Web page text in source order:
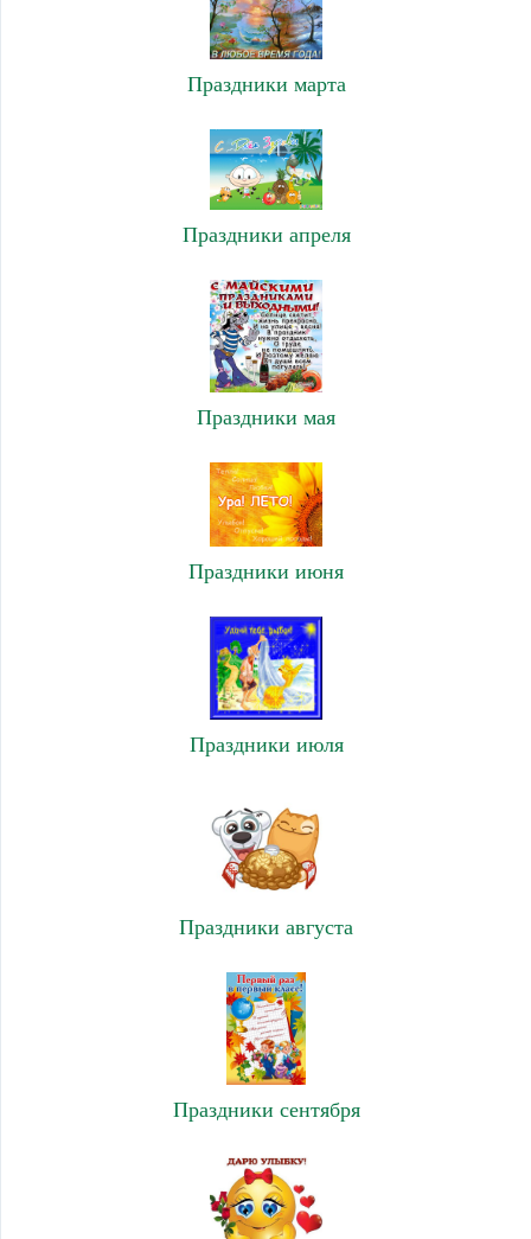
Праздники марта
Праздники апреля
Праздники мая
Праздники июня
Праздники июля
Праздники августа
Праздники сентября